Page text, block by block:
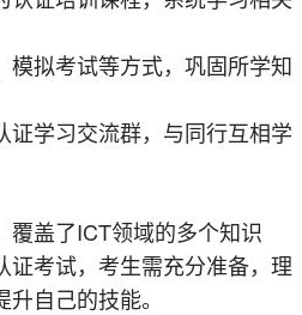
模拟考试等方式，巩固所学知
证学习交流群，与同行互相学
覆盖了ICT领域的多个知识
证考试，考生需充分准备，理
自己的技能。